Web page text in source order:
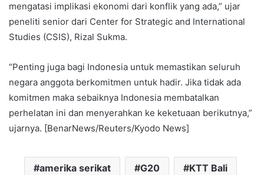
mengatasi implikasi ekonomi dari konflik yang ada,” ujar
peneliti senior dari Center for Strategic and International
Studies (CSIS), Rizal Sukma.
“Penting juga bagi Indonesia untuk memastikan seluruh
negara anggota berkomitmen untuk hadir. Jika tidak ada
komitmen maka sebaiknya Indonesia membatalkan
perhelatan ini dan menyerahkan ke keketuaan berikutnya,”
ujarnya. [BenarNews/Reuters/Kyodo News]
amerika serikat G20 KTT Bali